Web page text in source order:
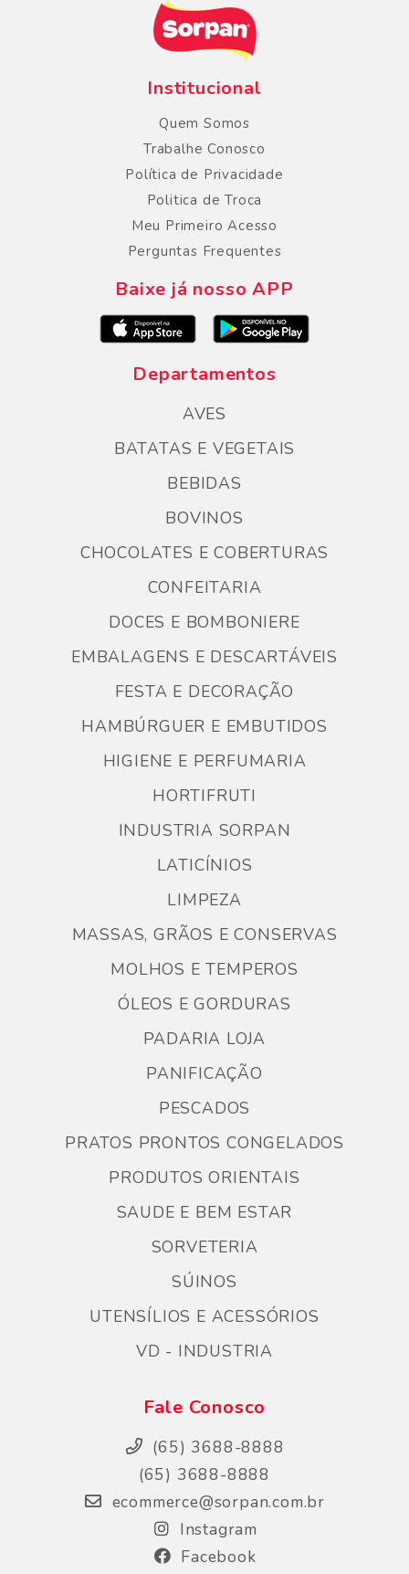
Institucional
Quem Somos
Trabalhe Conosco
Política de Privacidade
Politica de Troca
Meu Primeiro Acesso
Perguntas Frequentes
Baixe já nosso APP
Departamentos
AVES
BATATAS E VEGETAIS
BEBIDAS
BOVINOS
CHOCOLATES E COBERTURAS
CONFEITARIA
DOCES E BOMBONIERE
EMBALAGENS E DESCARTÁVEIS
FESTA E DECORAÇÃO
HAMBÚRGUER E EMBUTIDOS
HIGIENE E PERFUMARIA
HORTIFRUTI
INDUSTRIA SORPAN
LATICÍNIOS
LIMPEZA
MASSAS, GRÃOS E CONSERVAS
MOLHOS E TEMPEROS
ÓLEOS E GORDURAS
PADARIA LOJA
PANIFICAÇÃO
PESCADOS
PRATOS PRONTOS CONGELADOS
PRODUTOS ORIENTAIS
SAUDE E BEM ESTAR
SORVETERIA
SÚINOS
UTENSÍLIOS E ACESSÓRIOS
VD - INDUSTRIA
Fale Conosco
(65) 3688-8888
(65) 3688-8888
ecommerce@sorpan.com.br
Instagram
Facebook